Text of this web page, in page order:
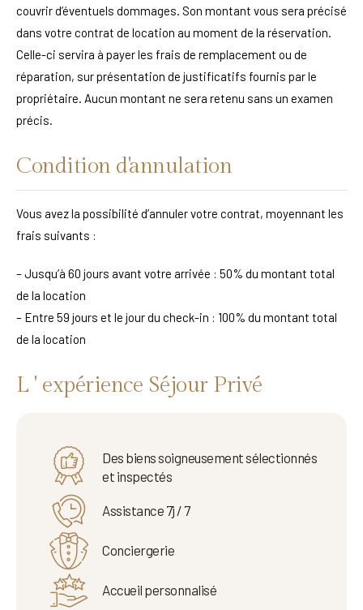
couvrir d’éventuels dommages. Son montant vous sera précisé
dans votre contrat de location au moment de la réservation.
Celle-ci servira à payer les frais de remplacement ou de
réparation, sur présentation de justificatifs fournis par le
propriétaire. Aucun montant ne sera retenu sans un examen
précis.
Condition d'annulation
Vous avez la possibilité d’annuler votre contrat, moyennant les
frais suivants :
– Jusqu’à 60 jours avant votre arrivée : 50% du montant total
de la location
– Entre 59 jours et le jour du check-in : 100% du montant total
de la location
L ' expérience Séjour Privé
Des biens soigneusement sélectionnés
et inspectés
Assistance 7j / 7
Conciergerie
Accueil personnalisé